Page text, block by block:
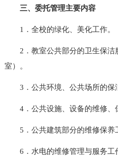
三、委托管理主要内容
1．全校的绿化、美化工作。
2．教室公共部分的卫生保洁
室）。
3．公共环境、公共场所的保
4．公共设施、设备的维修、
5．公共建筑部分的维修保养
6．水电的维修管理与服务工